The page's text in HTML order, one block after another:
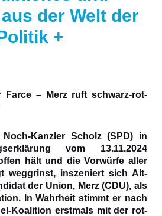
der Welt der
+
Farce – Merz ruft schwarz-rot-
Kanzler Scholz (SPD) in
vom 13.11.2024
hält und die Vorwürfe aller
weggrinst, inszeniert sich Alt-
der Union, Merz (CDU), als
In Wahrheit stimmt er nach
Koalition erstmals mit der rot-